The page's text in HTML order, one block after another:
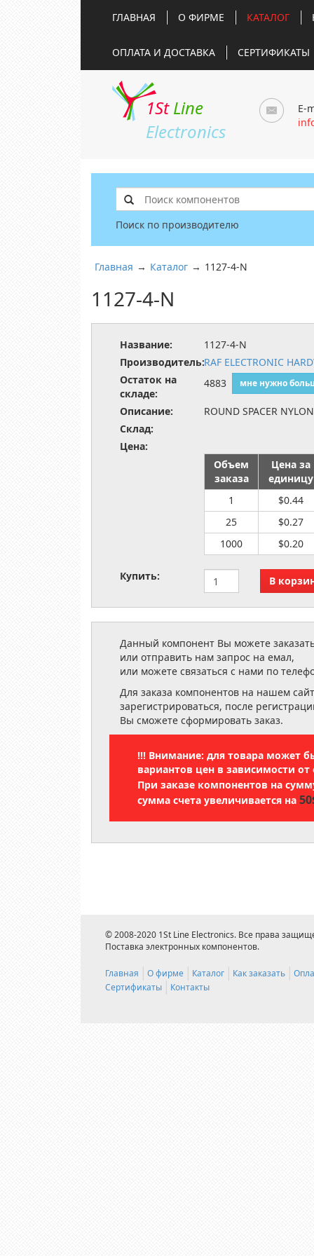
ГЛАВНАЯ О ФИРМЕ КАТАЛОГ
ОПЛАТА И ДОСТАВКА СЕРТИФИКАТЫ
1St Line
Electronics
E-
Поиск по производителю
Главная → Каталог → 1127-4-N
1127-4-N
Название:
1127-4-N
Производитель:RAF ELECTRONIC
Остаток на
складе:
4883 мне нужно
Описание:
ROUND SPACER
Склад:
Цена:
Объем
заказа
Цена за
единицу
1
$0.44
25
$0.27
1000
$0.20
Купить:
Данный компонент Вы можете
или отправить нам запрос на емал,
или можете связаться с нами по
Для заказа компонентов на нашем
зарегистрироваться, после
Вы сможете сформировать заказ.
!!! Внимание: для товара может
вариантов цен в зависимости от
При заказе компонентов на
сумма счета увеличивается на
© 2008-2020 1St Line Electronics. Все права
Поставка электронных компонентов.
Главная О фирме Каталог Как заказать
Сертификаты
Контакты